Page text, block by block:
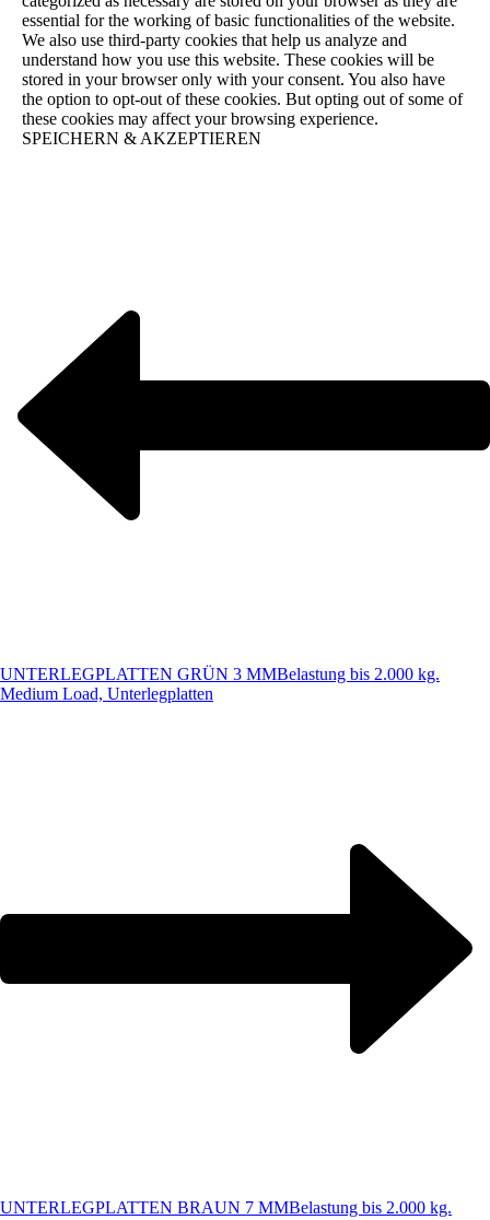
essential for the working of basic functionalities of the website.
We also use third-party cookies that help us analyze and
understand how you use this website. These cookies will be
stored in your browser only with your consent. You also have
the option to opt-out of these cookies. But opting out of some of
these cookies may affect your browsing experience.
SPEICHERN & AKZEPTIEREN
UNTERLEGPLATTEN GRÜN 3 MMBelastung bis 2.000 kg.
Medium Load, Unterlegplatten
UNTERLEGPLATTEN BRAUN 7 MMBelastung bis 2.000 kg.